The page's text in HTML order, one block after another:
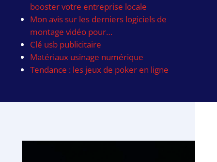
booster votre entreprise locale
Mon avis sur les derniers logiciels de
montage vidéo pour…
Clé usb publicitaire
Matériaux usinage numérique
Tendance : les jeux de poker en ligne